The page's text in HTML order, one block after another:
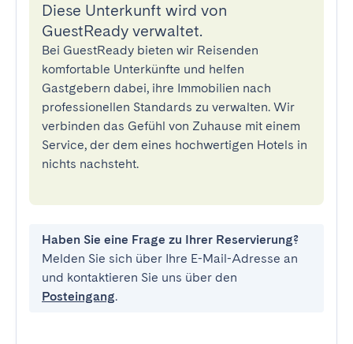
Diese Unterkunft wird von
GuestReady verwaltet.
Bei GuestReady bieten wir Reisenden
komfortable Unterkünfte und helfen
Gastgebern dabei, ihre Immobilien nach
professionellen Standards zu verwalten. Wir
verbinden das Gefühl von Zuhause mit einem
Service, der dem eines hochwertigen Hotels in
nichts nachsteht.
Haben Sie eine Frage zu Ihrer Reservierung?
Melden Sie sich über Ihre E-Mail-Adresse an
und kontaktieren Sie uns über den
Posteingang.